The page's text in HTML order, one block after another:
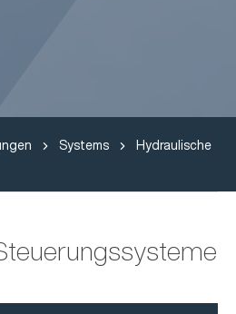
Systems
Hydraulische